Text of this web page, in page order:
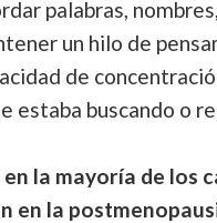
palabras,
un hilo de
de
estaba buscando o
en la mayoría de los
en la